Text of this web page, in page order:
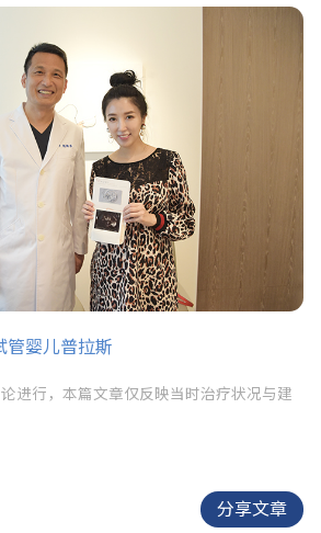
管婴儿普拉斯
进行，本篇文章仅反映当时治疗状况与建
分享文章